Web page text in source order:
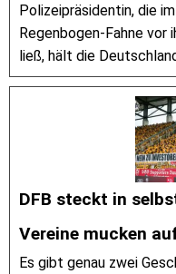
Polizeipräsidentin, die
Regenbogen-Fahne vor
ließ, hält die
DFB steckt in
Vereine mucken
Es gibt genau zwei